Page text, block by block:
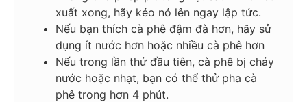
xuất xong, hãy kéo nó lên ngay lập tức.
Nếu bạn thích cà phê đậm đà hơn, hãy sử
dụng ít nước hơn hoặc nhiều cà phê hơn
Nếu trong lần thử đầu tiên, cà phê bị chảy
nước hoặc nhạt, bạn có thể thử pha cà
phê trong hơn 4 phút.